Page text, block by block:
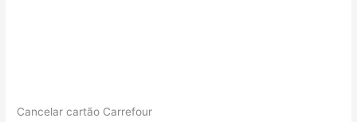
Cancelar cartão Carrefour